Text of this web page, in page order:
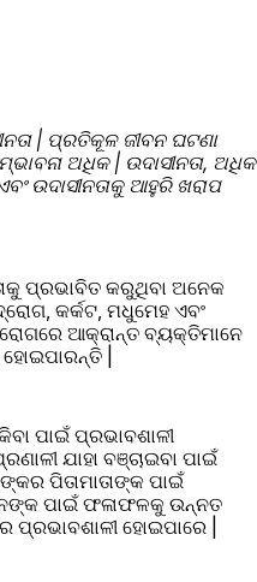
| ପ୍ରତିକୂଳ ଜୀବନ ଘଟଣା
ଅଧିକ | ଉଦାସୀନତା, ଅଧିକ
ଉଦାସୀନତାକୁ ଆହୁରି ଖରାପ
ପ୍ରଭାବିତ କରୁଥିବା ଅନେକ
ଆକ୍ରାନ୍ତ ବ୍ୟକ୍ତିମାନେ
|
ପାଇଁ ପ୍ରଭାବଶାଳୀ
ଯାହା ବଞ୍ଚାଇବା ପାଇଁ
ପିତାମାତାଙ୍କ ପାଇଁ
ପାଇଁ ଫଳାଫଳକୁ ଉନ୍ନତ
ହୋଇପାରେ |